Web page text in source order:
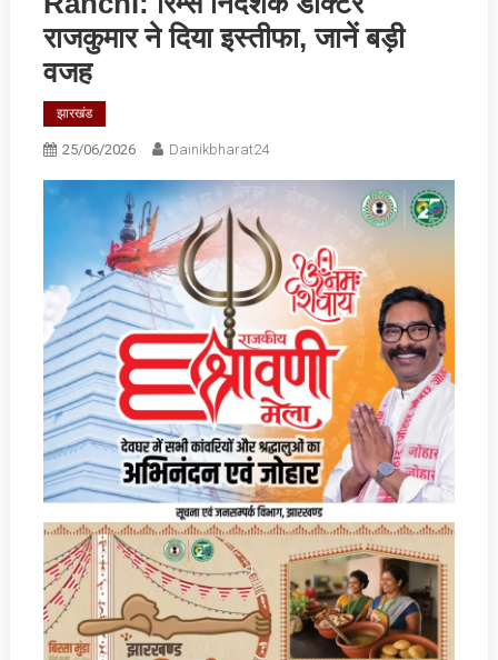
राजकुमार ने दिया इस्तीफा, जानें बड़ी
वजह
झारखंड
25/06/2026 Dainikbharat24